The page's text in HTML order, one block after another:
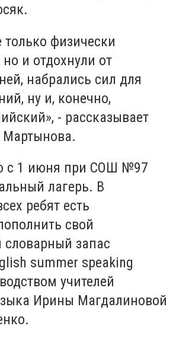
физически
и отдохнули от
набрались сил для
ну и, конечно,
- рассказывает
с 1 июня при СОШ №97
лагерь. В
ребят есть
свой
запас
summer speaking
учителей
Ирины Магдалиновой